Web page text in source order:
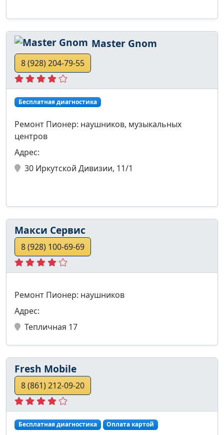
Master Gnom
8 (928) 204-79-55
Бесплатная диагностика
Ремонт Пионер: наушников, музыкальных
центров
Адрес:
30 Иркутской Дивизии, 11/1
Макси Сервис
8 (928) 100-69-69
Ремонт Пионер: наушников
Адрес:
Тепличная 17
Fresh Mobile
8 (861) 212-09-20
Бесплатная диагностика Оплата картой